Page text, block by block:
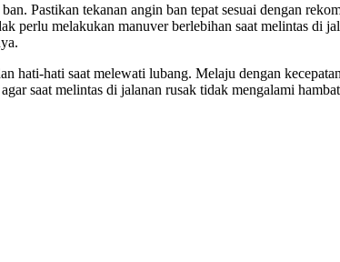
Pastikan tekanan angin ban tepat sesuai dengan
perlu melakukan manuver berlebihan saat melintas di
hati-hati saat melewati lubang. Melaju dengan
saat melintas di jalanan rusak tidak mengalami